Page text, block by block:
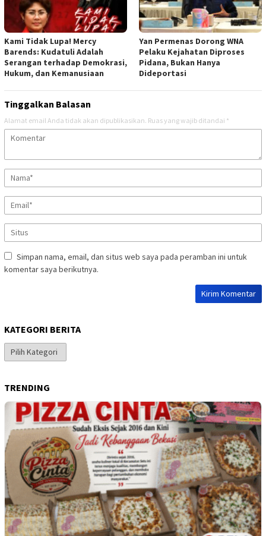
Kami Tidak Lupa! Mercy
Barends: Kudatuli Adalah
Serangan terhadap Demokrasi,
Hukum, dan Kemanusiaan
Yan Permenas Dorong WNA
Pelaku Kejahatan Diproses
Pidana, Bukan Hanya
Dideportasi
Tinggalkan Balasan
Alamat email Anda tidak akan dipublikasikan. Ruas yang wajib ditandai *
Simpan nama, email, dan situs web saya pada peramban ini untuk
komentar saya berikutnya.
KATEGORI BERITA
Kategori
Berita
TRENDING